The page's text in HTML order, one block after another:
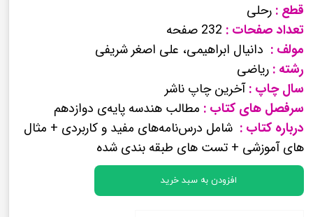
قطع : رحلی
تعداد صفحات :
مولف : دانیال ابراهیمی، علی اصغر شریفی
رشته : ریاضی
سال چاپ :آخرین چاپ ناشر
سرفصل های کتاب : مطالب هندسه پایه‌ی دوازدهم
درباره کتاب : شامل درس‌نامه‌های مفید و کاربردی + مثال
های آموزشی + تست های طبقه بندی شده
افزودن به سبد خرید